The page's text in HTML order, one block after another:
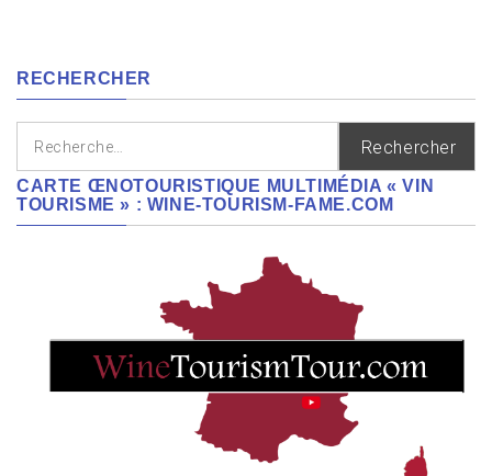
RECHERCHER
Rechercher :
CARTE ŒNOTOURISTIQUE MULTIMÉDIA « VIN
TOURISME » : WINE-TOURISM-FAME.COM